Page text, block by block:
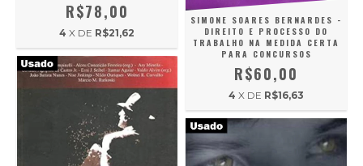
R$78,00
4 X DE R$21,62
SIMONE SOARES BERNARDES -
DIREITO E PROCESSO DO
TRABALHO NA MEDIDA CERTA
PARA CONCURSOS
R$60,00
4 X DE R$16,63